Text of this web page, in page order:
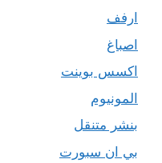
ارفف
اصباغ
اكسس بوينت
المونيوم
بنشر متنقل
بي ان سبورت